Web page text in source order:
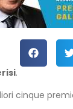
.
cinque